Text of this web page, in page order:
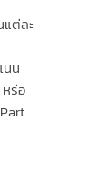
แต่ละ
นน
หรือ